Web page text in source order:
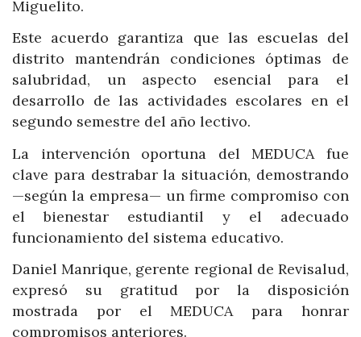
Miguelito.
Este acuerdo garantiza que las escuelas del
distrito mantendrán condiciones óptimas de
salubridad, un aspecto esencial para el
desarrollo de las actividades escolares en el
segundo semestre del año lectivo.
La intervención oportuna del MEDUCA fue
clave para destrabar la situación, demostrando
—según la empresa— un firme compromiso con
el bienestar estudiantil y el adecuado
funcionamiento del sistema educativo.
Daniel Manrique, gerente regional de Revisalud,
expresó su gratitud por la disposición
mostrada por el MEDUCA para honrar
compromisos anteriores.